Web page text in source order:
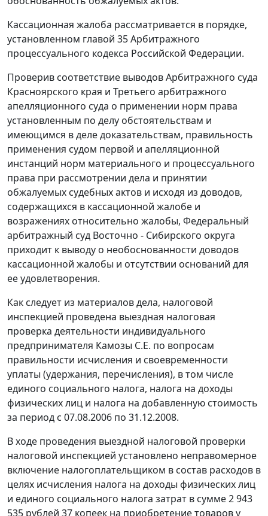
Кассационная жалоба рассматривается в порядке,
установленном главой 35Арбитражного
процессуального кодекса Российской Федерации.
Проверив соответствие выводов Арбитражного суда
Красноярского края и Третьего арбитражного
апелляционного суда о применении норм права
установленным по делу обстоятельствам и
имеющимся в деле доказательствам, правильность
применения судом первой и апелляционной
инстанций норм материального и процессуального
права при рассмотрении дела и принятии
обжалуемых судебных актов и исходя из доводов,
содержащихся в кассационной жалобе и
возражениях относительно жалобы, Федеральный
арбитражный суд Восточно - Сибирского округа
приходит к выводу о необоснованности доводов
кассационной жалобы и отсутствии оснований для
ее удовлетворения.
Как следует из материалов дела, налоговой
инспекцией проведена выездная налоговая
проверка деятельности индивидуального
предпринимателя Камозы С.Е. по вопросам
правильности исчисления и своевременности
уплаты (удержания, перечисления), в том числе
единого социального налога, налога на доходы
физических лиц и налога на добавленную стоимость
за период с 07.08.2006 по 31.12.2008.
В ходе проведения выездной налоговой проверки
налоговой инспекцией установлено неправомерное
включение налогоплательщиком в состав расходов в
целях исчисления налога на доходы физических лиц
и единого социального налога затрат в сумме 2 943
535 рублей 37 копеек на приобретение товаров у